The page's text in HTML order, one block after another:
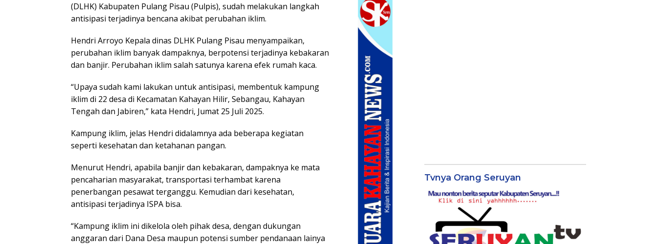
(DLHK) Kabupaten Pulang Pisau (Pulpis), sudah melakukan langkah
antisipasi terjadinya bencana akibat perubahan iklim.
Hendri Arroyo Kepala dinas DLHK Pulang Pisau menyampaikan,
perubahan iklim banyak dampaknya, berpotensi terjadinya kebakaran
dan banjir. Perubahan iklim salah satunya karena efek rumah kaca.
“Upaya sudah kami lakukan untuk antisipasi, membentuk kampung
iklim di 22 desa di Kecamatan Kahayan Hilir, Sebangau, Kahayan
Tengah dan Jabiren,” kata Hendri, Jumat 25 Juli 2025.
Kampung iklim, jelas Hendri didalamnya ada beberapa kegiatan
seperti kesehatan dan ketahanan pangan.
Menurut Hendri, apabila banjir dan kebakaran, dampaknya ke mata
pencaharian masyarakat, transportasi terhambat karena
penerbangan pesawat terganggu. Kemudian dari kesehatan,
antisipasi terjadinya ISPA bisa.
“Kampung iklim ini dikelola oleh pihak desa, dengan dukungan
anggaran dari Dana Desa maupun potensi sumber pendanaan lainya
Tvnya Orang Seruyan